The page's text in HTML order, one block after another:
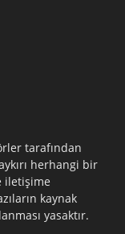
tarafından
herhangi bir
iletişime
kaynak
yasaktır.